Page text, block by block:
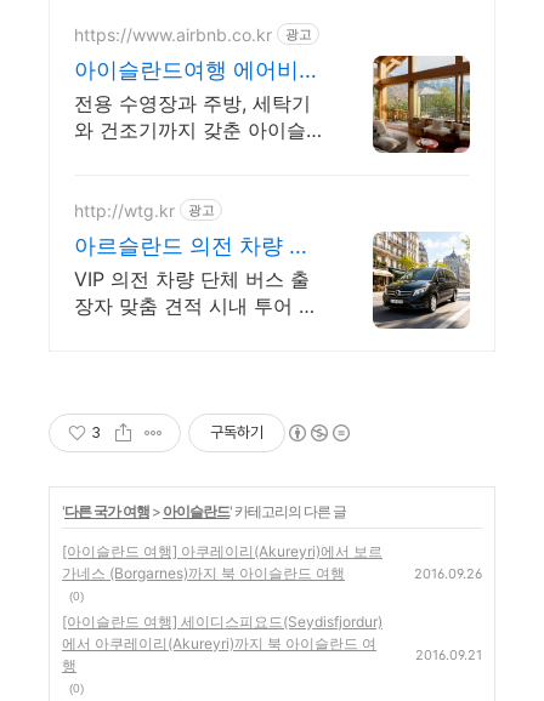
https://www.airbnb.co.kr 광고
아이슬란드여행 에어비앤
비 아이슬란드에서 살아
보기
전용 수영장과 주방, 세탁기
와 건조기까지 갖춘 아이슬
침대. 필요한 모든 게 갖춰진
숙소를 예약하세요.
http://wtg.kr 광고
아르슬란드 의전 차량 버
스 투어 출장 전시회 맞춤
견적
VIP 의전 차량 단체 버스 출
장자 맞춤 견적 시내 투어 박
3 구독하기
'다른 국가 여행 > 아이슬란드' 카테고리의 다른 글
[아이슬란드 여행] 아쿠레이리(Akureyri)에서 보르
가네스 (Borgarnes)까지 북 아이슬란드 여행
(0)
2016.09.26
[아이슬란드 여행] 세이디스피요드(Seydisfjordur)
에서 아쿠레이리(Akureyri)까지 북 아이슬란드 여
행
(0)
2016.09.21